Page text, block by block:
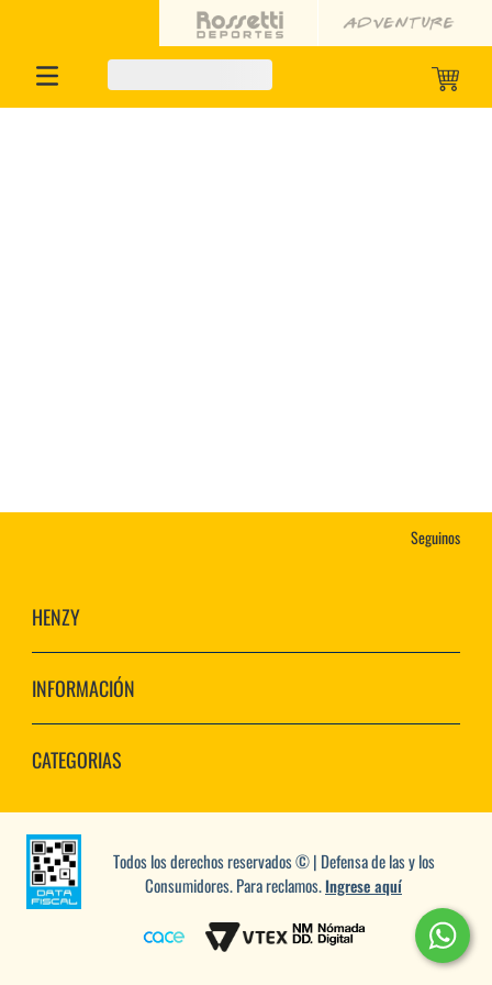
Seguinos
HENZY
INFORMACIÓN
CATEGORIAS
Todos los derechos reservados © | Defensa de las y los
Consumidores. Para reclamos.Ingrese aquí